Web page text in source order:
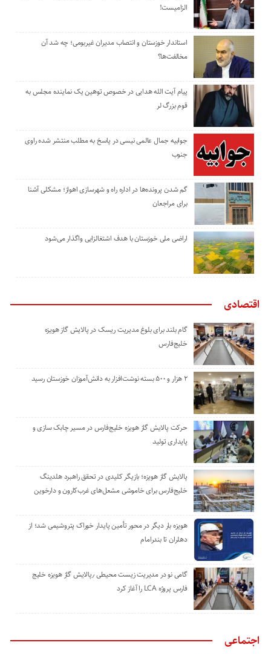
الزامیست!
استاندار خوزستان و انتصاب مدیران غیربومی؛ چه شد آن
مخالفت‌ها؟
پیام آیت الله هدایی در خصوص توهین یک نماینده مجلس به
قوم بزرگ لر
جوابیه جمال عالمی نیسی در پاسخ به مطلب منتشر شده راوی
جنوب
گم شدن پرونده‌ها در اداره راه و شهرسازی اهواز؛ مشکلی آشنا
برای مراجعان
اراضی ملی خوزستان با هدف اشتغالزایی واگذار می‌شود
اقتصادی
گام بلند برای بلوغ مدیریت ریسک در پالایش گاز هویزه
خلیج‌فارس
۲ هزار و ۵۰۰ بسته نوشت‌افزار به دانش‌آموزان خوزستان رسید
حرکت پالایش گاز هویزه خلیج‌فارس در مسیر چابک سازی و
پایداری تولید
پالایش گاز هویزه؛ بازیگر کلیدی در تحقق راهبرد هلدینگ
خلیج‌فارس برای خاموشی مشعل‌های غرب‌کارون و دارخوین
هویزه بار دیگر در محور تأمین پایدار خوراک پتروشیمی شد؛ از
دهلران تا بندرامام
گامی نو در مدیریت زیست ‌محیطی ٫پالایش گاز هویزه خلیج
‌فارس پروژه LCA را آغاز کرد
اجتماعی